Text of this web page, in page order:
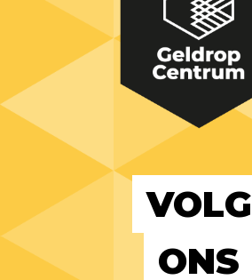
VOLG
ONS